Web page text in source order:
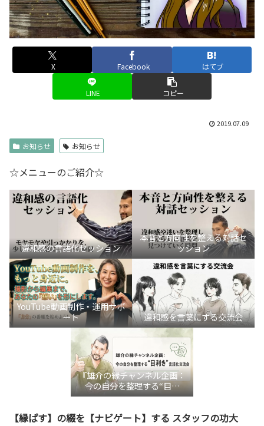
X Facebook はてブ
LINE コピー
2019.07.09
お知らせ お知らせ
☆メニューのご紹介☆
違和感の言語化セッション
本音と方向性を整える対話セ
ッション
YouTube動画制作・運用サポ
ート
違和感を言葉にする交流会
『雄介の縁チャンネル企画：
今の自分を整理する“目利
き”言語化交流会』
【縁ぱす】の綴を【ナビゲート】する スタッフの功大